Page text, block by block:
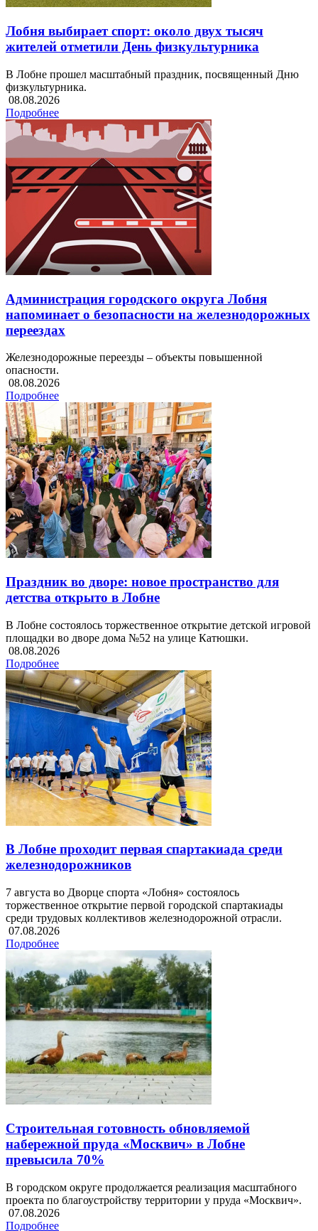
Лобня выбирает спорт: около двух тысяч
жителей отметили День физкультурника
В Лобне прошел масштабный праздник, посвященный Дню
физкультурника.
08.08.2026
Подробнее
Администрация городского округа Лобня
напоминает о безопасности на железнодорожных
переездах
Железнодорожные переезды – объекты повышенной
опасности.
08.08.2026
Подробнее
Праздник во дворе: новое пространство для
детства открыто в Лобне
В Лобне состоялось торжественное открытие детской игровой
площадки во дворе дома №52 на улице Катюшки.
08.08.2026
Подробнее
В Лобне проходит первая спартакиада среди
железнодорожников
7 августа во Дворце спорта «Лобня» состоялось
торжественное открытие первой городской спартакиады
среди трудовых коллективов железнодорожной отрасли.
07.08.2026
Подробнее
Строительная готовность обновляемой
набережной пруда «Москвич» в Лобне
превысила 70%
В городском округе продолжается реализация масштабного
проекта по благоустройству территории у пруда «Москвич».
07.08.2026
Подробнее